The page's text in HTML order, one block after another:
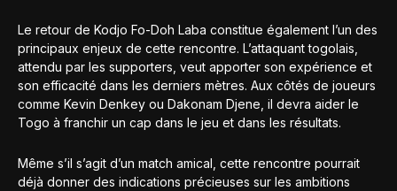
Le retour de Kodjo Fo-Doh Laba constitue également l’un des
principaux enjeux de cette rencontre. L’attaquant togolais,
attendu par les supporters, veut apporter son expérience et
son efficacité dans les derniers mètres. Aux côtés de joueurs
comme Kevin Denkey ou Dakonam Djene, il devra aider le
Togo à franchir un cap dans le jeu et dans les résultats.
Même s’il s’agit d’un match amical, cette rencontre pourrait
déjà donner des indications précieuses sur les ambitions